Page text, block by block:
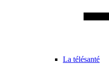
La télésanté